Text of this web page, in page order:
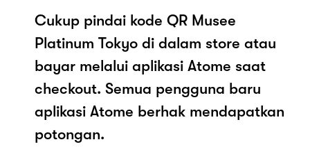
Cukup pindai kode QR Musee
Platinum Tokyo di dalam store atau
bayar melalui aplikasi Atome saat
checkout. Semua pengguna baru
aplikasi Atome berhak mendapatkan
potongan.